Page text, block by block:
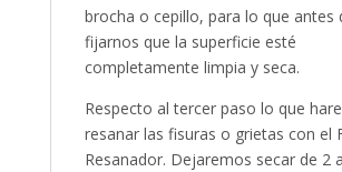
brocha o cepillo, para lo que antes
fijarnos que la superficie esté
completamente limpia y seca.
Respecto al tercer paso lo que
resanar las fisuras o grietas con el
Resanador. Dejaremos secar de 2